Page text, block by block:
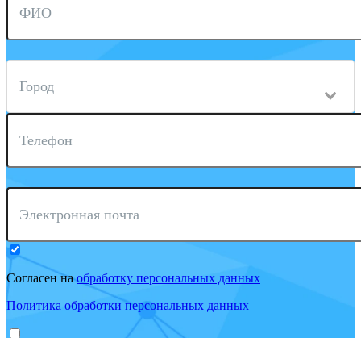
ФИО
Город
Телефон
Электронная почта
Согласен наобработку персональных данных
Политика обработки персональных данных